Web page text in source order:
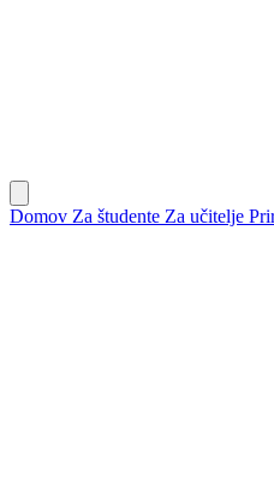
Domov Za študente Za učitelje